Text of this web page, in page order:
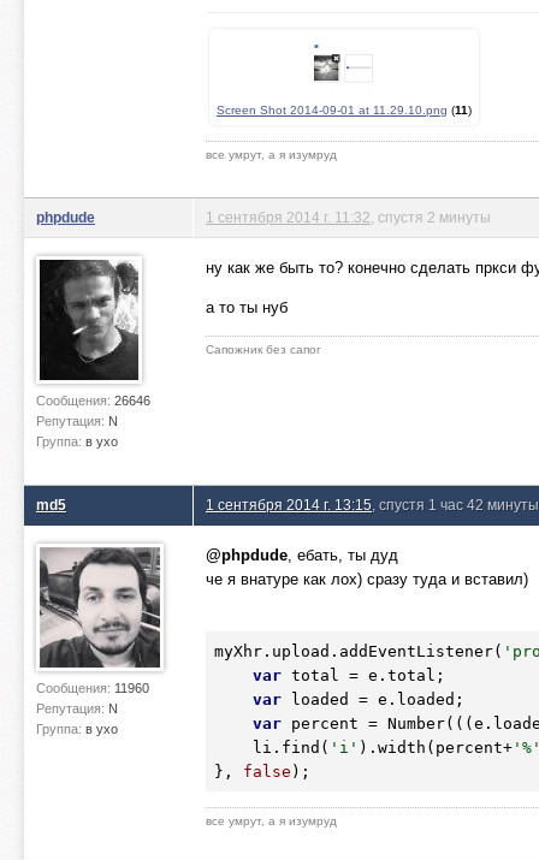
Screen Shot 2014-09-01 at 11.29.10.png (11)
все умрут, а я изумруд
phpdude
Сообщения: 26646
Репутация: N
Группа: в ухо
1 сентября 2014 г. 11:32 , спустя 2 минуты
ну как же быть то? конечно сделать пркси
а то ты нуб
Сапожник без сапог
md5
Сообщения: 11960
Репутация: N
Группа: в ухо
1 сентября 2014 г. 13:15 , спустя 1 час 42
@phpdude, ебать, ты дуд
че я внатуре как лох) сразу туда и вставил)
myXhr.upload.addEventListener(
var total = e.total;
var loaded = e.loaded;
var percent =
    li.find(
'i' ).width(percent+
}, false );
все умрут, а я изумруд